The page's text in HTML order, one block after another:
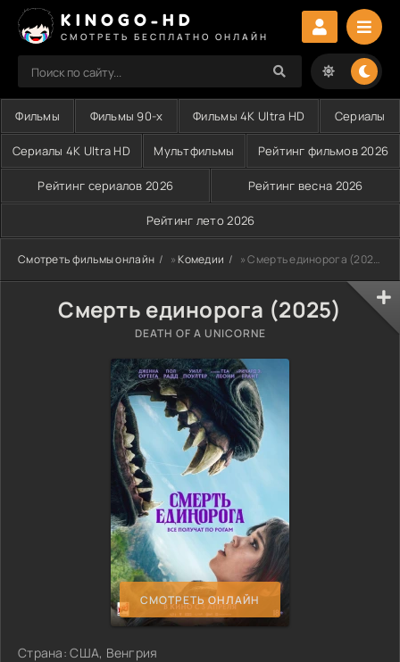
KINOGO-HD
СМОТРЕТЬ БЕСПЛАТНО ОНЛАЙН
Фильмы Фильмы 90-х Фильмы 4K Ultra HD Сериалы
Сериалы 4K Ultra HD Мультфильмы Рейтинг фильмов 2026
Рейтинг сериалов 2026 Рейтинг весна 2026
Рейтинг лето 2026
Смотреть фильмы онлайн »Комедии » Смерть единорога (2025)
Смерть единорога (2025)
DEATH OF A UNICORNE
СМОТРЕТЬ ОНЛАЙН
Страна: США, Венгрия